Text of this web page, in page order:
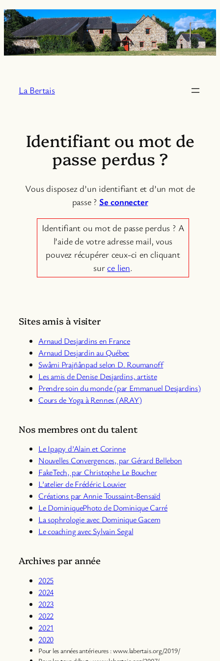
Aller
au
contenu
La Bertais
Identifiant ou mot de
passe perdus ?
Vous disposez d’un identifiant et d’un mot de
passe ? Se connecter
Identifiant ou mot de passe perdus ? A
l’aide de votre adresse mail, vous
pouvez récupérer ceux-ci en cliquant
surce lien.
Sites amis à visiter
Arnaud Desjardins en France
Arnaud Desjardin au Québec
Swâmi Prajñânpad selon D. Roumanoff
Les amis de Denise Desjardins, artiste
Prendre soin du monde (par Emmanuel Desjardins)
Cours de Yoga à Rennes (ARAY)
Nos membres ont du talent
Le Ipapy d’Alain et Corinne
Nouvelles Convergences, par Gérard Bellebon
FakeTech, par Christophe Le Boucher
L’atelier de Frédéric Louvier
Créations par Annie Toussaint-Bensaïd
Le DominiquePhoto de Dominique Carré
La sophrologie avec Dominique Gacem
Le coaching avec Sylvain Segal
Archives par année
2025
2024
2023
2022
2021
2020
Pour les années antérieures : www.labertais.org/2019/